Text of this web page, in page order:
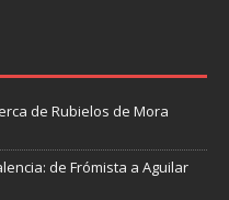
de Rubielos de Mora
de Frómista a Aguilar